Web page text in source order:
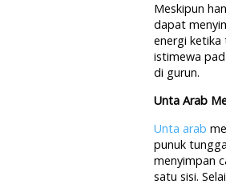
Meskipun
dapat
energi ketika
istimewa
di gurun.
Unta Arab
Unta arab
punuk
menyimpan
satu sisi.